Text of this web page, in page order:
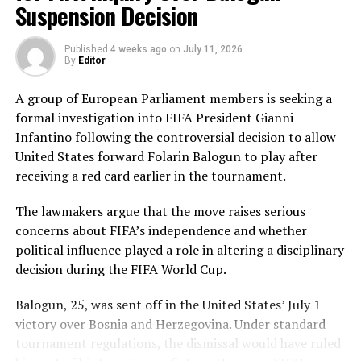
Pakistan’s disciplined bowling attack shared the
workload effectively. Nashra Sandhu finished with
impressive figures of 3 for 42, while Tasmia Rubab
claimed 2 for 34. Umm-e-Hani, Syeda Aroob Shah and
captain Fatima Sana chipped in with a wicket apiece to
keep the scoring under control.
In reply, Pakistan laid the foundation through Gull
Feroza, who produced a fluent 78 off 77 balls, laced with
11 boundaries. She dominated the opening stand before
being trapped leg before wicket by Kavisha Dilhari after
steering her side into a commanding position.
Experienced batter Sidra Amin anchored the chase with
a measured 57 from 94 deliveries, rotating the strike
effectively while building partnerships that kept
Pakistan comfortably ahead of the required rate. Ayesha
Suspension Decision
Published 4 weeks ago on July 11, 2026
By Editor
A group of European Parliament members is seeking a
formal investigation into FIFA President Gianni
Infantino following the controversial decision to allow
United States forward Folarin Balogun to play after
receiving a red card earlier in the tournament.
The lawmakers argue that the move raises serious
concerns about FIFA’s independence and whether
political influence played a role in altering a disciplinary
decision during the FIFA World Cup.
Balogun, 25, was sent off in the United States’ July 1
victory over Bosnia and Herzegovina. Under standard
tournament regulations, the dismissal would have ruled